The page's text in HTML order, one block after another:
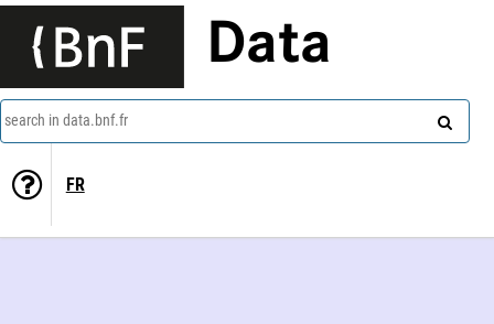
Data
search in data.bnf.fr
FR